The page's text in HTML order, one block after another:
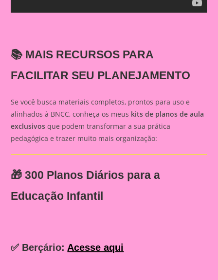
📚 MAIS RECURSOS PARA
FACILITAR SEU PLANEJAMENTO
Se você busca materiais completos, prontos para uso e
alinhados à BNCC, conheça os meus kits de planos de aula
exclusivos que podem transformar a sua prática
pedagógica e trazer muito mais organização:
🎁300 Planos Diários para a
Educação Infantil
✅ Berçário: Acesse aqui